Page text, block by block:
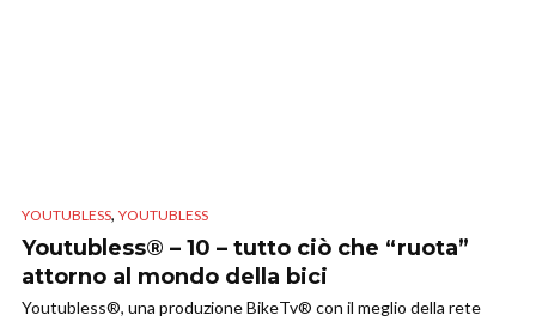
YOUTUBLESS, YOUTUBLESS
Youtubless® – 10 – tutto ciò che “ruota”
attorno al mondo della bici
Youtubless®, una produzione BikeTv® con il meglio della rete